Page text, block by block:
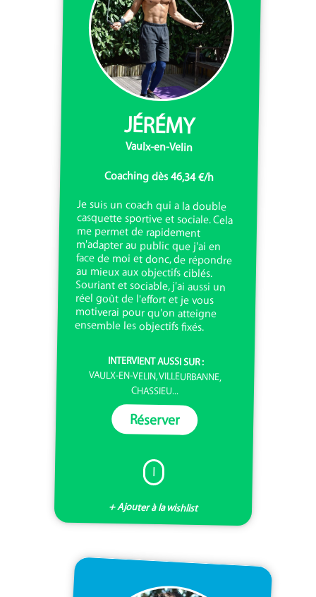
JÉRÉMY
Vaulx-en-Velin
Coaching dès 46,34 €/h
Je suis un coach qui a la double
casquette sportive et sociale. Cela
me permet de rapidement
m'adapter au public que j'ai en
face de moi et donc, de répondre
au mieux aux objectifs ciblés.
Souriant et sociable, j'ai aussi un
réel goût de l'effort et je vous
motiverai pour qu'on atteigne
ensemble les objectifs fixés.
INTERVIENT AUSSI SUR :
VAULX-EN-VELIN, VILLEURBANNE,
CHASSIEU...
Réserver
I
+ Ajouter à la wishlist